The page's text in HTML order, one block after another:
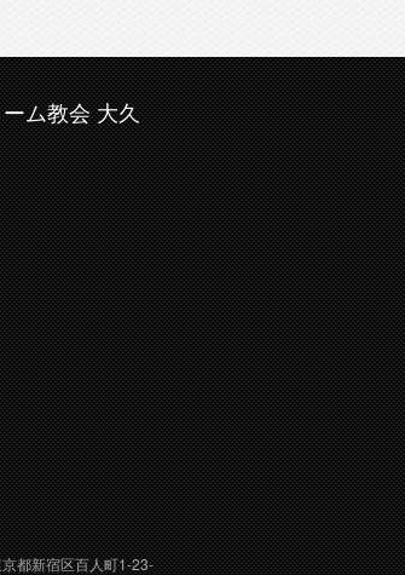
ム教会 大久
都新宿区百人町1-23-